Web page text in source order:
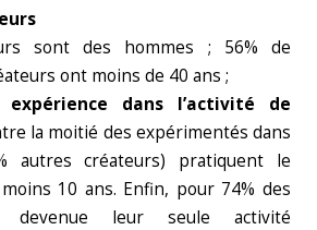
sont des hommes ; 56% de
ont moins de 40 ans ;
dans l’activité de
la moitié des expérimentés dans
autres créateurs) pratiquent le
10 ans. Enfin, pour 74% des
devenue leur seule activité